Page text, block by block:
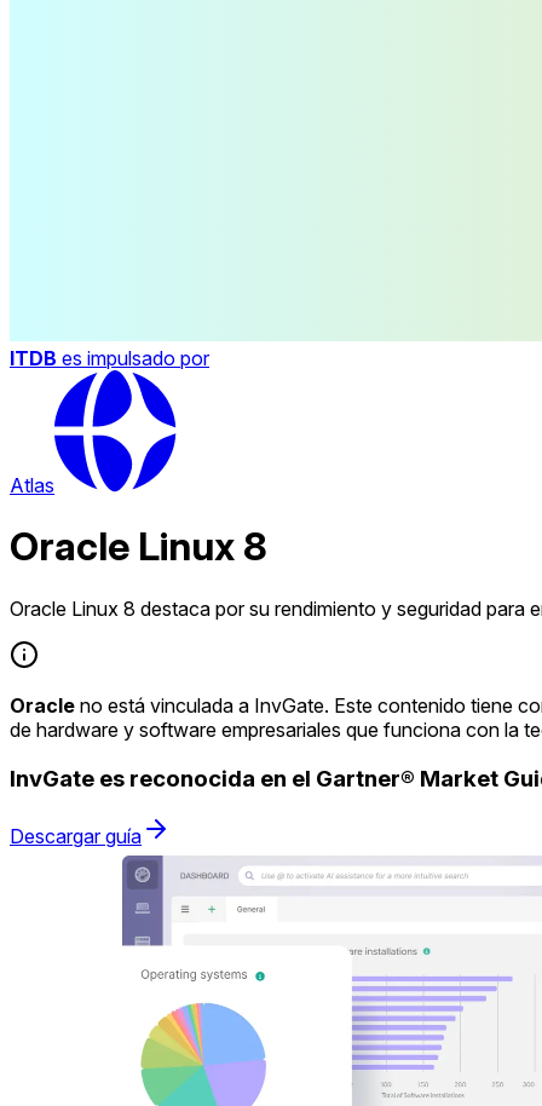
ITDB es impulsado por
Atlas
Oracle Linux 8
Oracle Linux 8 destaca por su rendimiento y seguridad para
Oracle no está vinculada a InvGate. Este contenido tiene
de hardware y software empresariales que funciona con la
InvGate es reconocida en el Gartner® Market
Descargar guía